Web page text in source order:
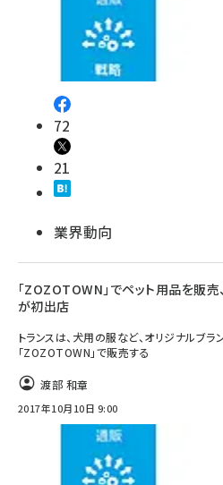
72
21
業界動向
「ZOZOTOWN」でペット用品を販売
が初出店
トランスは、犬用の服など、オリジナルブ
「ZOZOTOWN」で販売する
渡部 和章
2017年10月10日 9:00